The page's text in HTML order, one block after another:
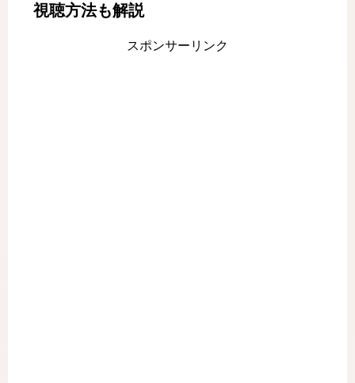
視聴方法も解説
スポンサーリンク